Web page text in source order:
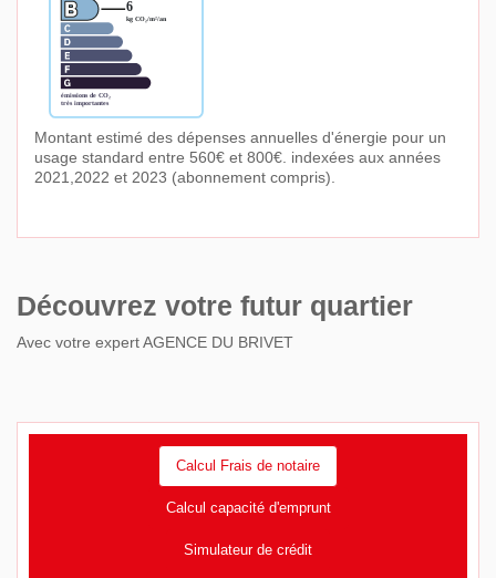
Montant estimé des dépenses annuelles d'énergie pour un
usage standard entre 560€ et 800€. indexées aux années
2021,2022 et 2023 (abonnement compris).
Découvrez votre futur quartier
Avec votre expert AGENCE DU BRIVET
Calcul Frais de notaire
Calcul capacité d'emprunt
Simulateur de crédit